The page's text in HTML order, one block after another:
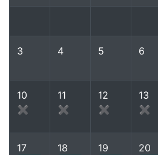
3 4 5 6
10
✖
11
✖
12
✖
13
✖
17
18
19
20